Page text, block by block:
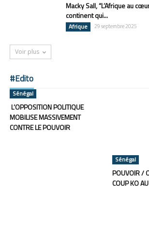
Macky Sall, “L’Afrique au
continent qui...
Afrique 29 septembre 2025
Voir plus
#Edito
Sénégal
L’OPPOSITION POLITIQUE
MOBILISE MASSIVEMENT
CONTRE LE POUVOIR
Sénégal
POUVOIR /
COUP KO